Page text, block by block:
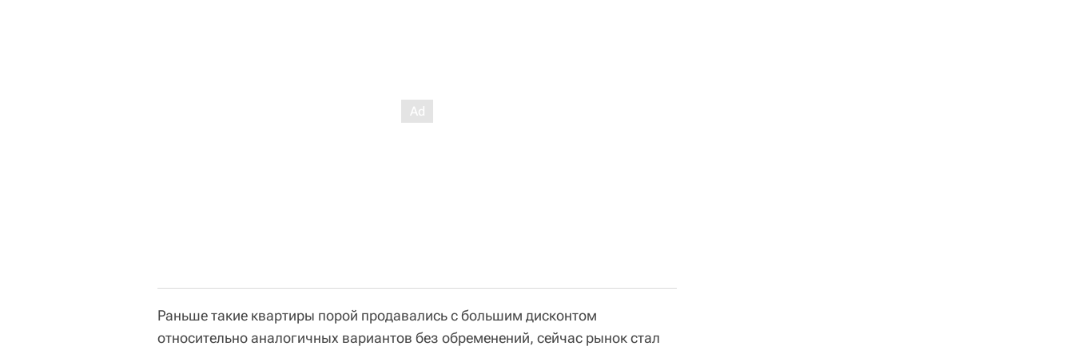
Раньше такие квартиры порой продавались с большим дисконтом
относительно аналогичных вариантов без обременений, сейчас рынок стал